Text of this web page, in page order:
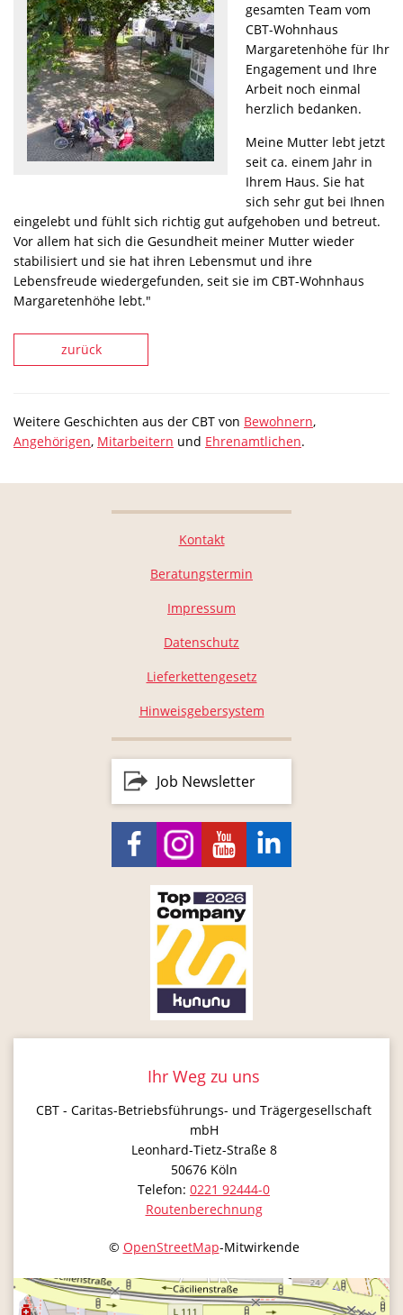
gesamten Team vom
CBT-Wohnhaus
Margaretenhöhe für Ihr
Engagement und Ihre
Arbeit noch einmal
herzlich bedanken.
Meine Mutter lebt jetzt
seit ca. einem Jahr in
Ihrem Haus. Sie hat
sich sehr gut bei Ihnen
eingelebt und fühlt sich richtig gut aufgehoben und betreut.
Vor allem hat sich die Gesundheit meiner Mutter wieder
stabilisiert und sie hat ihren Lebensmut und ihre
Lebensfreude wiedergefunden, seit sie im CBT-Wohnhaus
Margaretenhöhe lebt."
zurück
Weitere Geschichten aus der CBT von Bewohnern,
Angehörigen, Mitarbeitern und Ehrenamtlichen.
Kontakt
Beratungstermin
Impressum
Datenschutz
Lieferkettengesetz
Hinweisgebersystem
Job Newsletter
Ihr Weg zu uns
CBT - Caritas-Betriebsführungs- und Trägergesellschaft
mbH
Leonhard-Tietz-Straße 8
50676 Köln
Telefon: 0221 92444-0
Routenberechnung
© OpenStreetMap-Mitwirkende